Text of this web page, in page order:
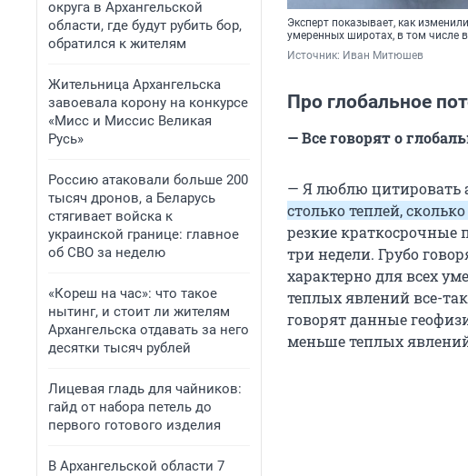
округа в Архангельской
области, где будут рубить бор,
обратился к жителям
Жительница Архангельска
завоевала корону на конкурсе
«Мисс и Миссис Великая
Русь»
Россию атаковали больше 200
тысяч дронов, а Беларусь
стягивает войска к
украинской границе: главное
об СВО за неделю
«Кореш на час»: что такое
нытинг, и стоит ли жителям
Архангельска отдавать за него
десятки тысяч рублей
Лицевая гладь для чайников:
гайд от набора петель до
первого готового изделия
В Архангельской области 7
Эксперт показывает, как
умеренных широтах, в том числе
Источник: Иван Митюшев
Про глобальное
— Все говорят о
— Я люблю цитировать
столько теплей,
резкие краткосрочные
три недели. Грубо
характерно для всех
теплых явлений все-
говорят данные
меньше теплых